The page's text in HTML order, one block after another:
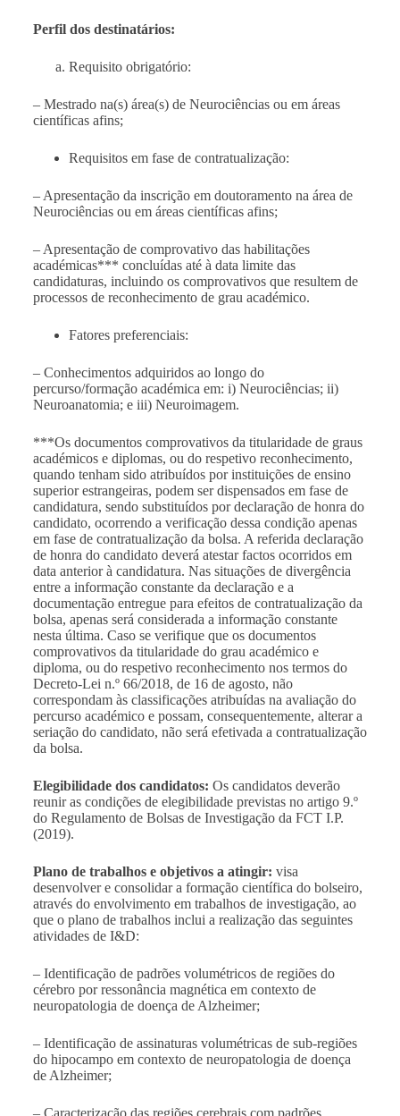
Perfil dos destinatários:
Requisito obrigatório:
– Mestrado na(s) área(s) de Neurociências ou em áreas
científicas afins;
Requisitos em fase de contratualização:
– Apresentação da inscrição em doutoramento na área de
Neurociências ou em áreas científicas afins;
– Apresentação de comprovativo das habilitações
académicas*** concluídas até à data limite das
candidaturas, incluindo os comprovativos que resultem de
processos de reconhecimento de grau académico.
Fatores preferenciais:
– Conhecimentos adquiridos ao longo do
percurso/formação académica em: i) Neurociências; ii)
Neuroanatomia; e iii) Neuroimagem.
***Os documentos comprovativos da titularidade de graus
académicos e diplomas, ou do respetivo reconhecimento,
quando tenham sido atribuídos por instituições de ensino
superior estrangeiras, podem ser dispensados em fase de
candidatura, sendo substituídos por declaração de honra do
candidato, ocorrendo a verificação dessa condição apenas
em fase de contratualização da bolsa. A referida declaração
de honra do candidato deverá atestar factos ocorridos em
data anterior à candidatura. Nas situações de divergência
entre a informação constante da declaração e a
documentação entregue para efeitos de contratualização da
bolsa, apenas será considerada a informação constante
nesta última. Caso se verifique que os documentos
comprovativos da titularidade do grau académico e
diploma, ou do respetivo reconhecimento nos termos do
Decreto-Lei n.º 66/2018, de 16 de agosto, não
correspondam às classificações atribuídas na avaliação do
percurso académico e possam, consequentemente, alterar a
seriação do candidato, não será efetivada a contratualização
da bolsa.
Elegibilidade dos candidatos: Os candidatos deverão
reunir as condições de elegibilidade previstas no artigo 9.º
do Regulamento de Bolsas de Investigação da FCT I.P.
(2019).
Plano de trabalhos e objetivos a atingir: visa
desenvolver e consolidar a formação científica do bolseiro,
através do envolvimento em trabalhos de investigação, ao
que o plano de trabalhos inclui a realização das seguintes
atividades de I&D:
– Identificação de padrões volumétricos de regiões do
cérebro por ressonância magnética em contexto de
neuropatologia de doença de Alzheimer;
– Identificação de assinaturas volumétricas de sub-regiões
do hipocampo em contexto de neuropatologia de doença
de Alzheimer;
– Caracterização das regiões cerebrais com padrões